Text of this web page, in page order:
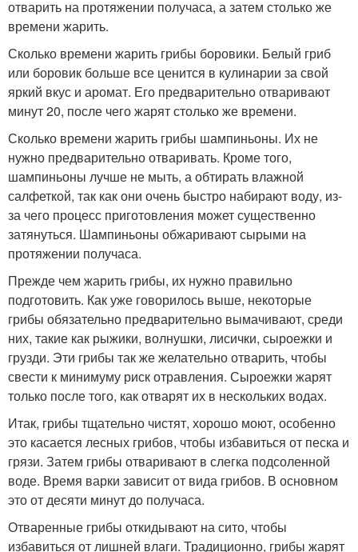
отварить на протяжении получаса, а затем столько же
времени жарить.
Сколько времени жарить грибы боровики. Белый гриб
или боровик больше все ценится в кулинарии за свой
яркий вкус и аромат. Его предварительно отваривают
минут 20, после чего жарят столько же времени.
Сколько времени жарить грибы шампиньоны. Их не
нужно предварительно отваривать. Кроме того,
шампиньоны лучше не мыть, а обтирать влажной
салфеткой, так как они очень быстро набирают воду, из-
за чего процесс приготовления может существенно
затянуться. Шампиньоны обжаривают сырыми на
протяжении получаса.
Прежде чем жарить грибы, их нужно правильно
подготовить. Как уже говорилось выше, некоторые
грибы обязательно предварительно вымачивают, среди
них, такие как рыжики, волнушки, лисички, сыроежки и
грузди. Эти грибы так же желательно отварить, чтобы
свести к минимуму риск отравления. Сыроежки жарят
только после того, как отварят их в нескольких водах.
Итак, грибы тщательно чистят, хорошо моют, особенно
это касается лесных грибов, чтобы избавиться от песка и
грязи. Затем грибы отваривают в слегка подсоленной
воде. Время варки зависит от вида грибов. В основном
это от десяти минут до получаса.
Отваренные грибы откидывают на сито, чтобы
избавиться от лишней влаги. Традиционно, грибы жарят